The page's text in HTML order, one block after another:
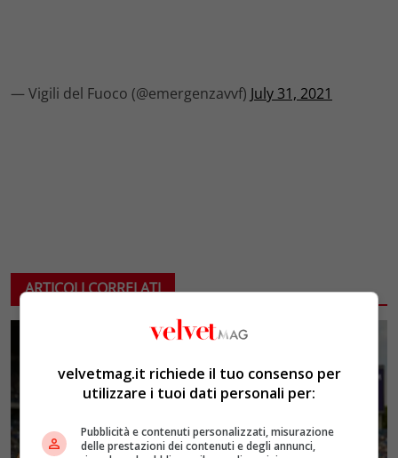
— Vigili del Fuoco (@emergenzavvf) July 31, 2021
ARTICOLI CORRELATI
velvetmag.it richiede il tuo consenso per
utilizzare i tuoi dati personali per:
Pubblicità e contenuti personalizzati, misurazione
delle prestazioni dei contenuti e degli annunci,